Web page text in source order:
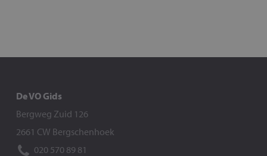
De VO Gids
Bergweg Zuid 126
2661 CW Bergschenhoek
020 570 89 81